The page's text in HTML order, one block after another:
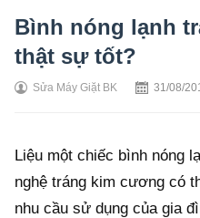
Bình nóng lạnh
thật sự tốt?
Sửa Máy Giặt BK 31/08/
Liệu một chiếc bình nóng
nghệ tráng kim cương có
nhu cầu sử dụng của gia